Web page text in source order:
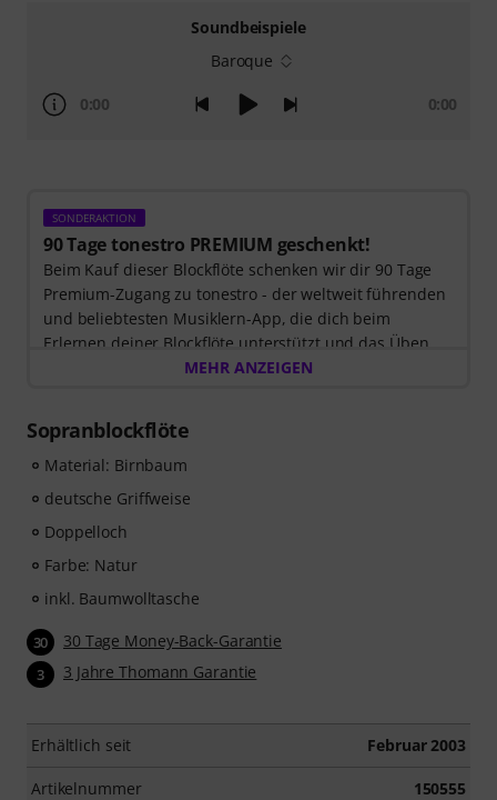
Soundbeispiele
Baroque
0:00 0:00
SONDERAKTION
90 Tage tonestro PREMIUM geschenkt!
Beim Kauf dieser Blockflöte schenken wir dir 90 Tage
Premium-Zugang zu tonestro - der weltweit führenden
und beliebtesten Musiklern-App, die dich beim
Erlernen deiner Blockflöte unterstützt und das Üben
zum Vergnügen wird. Entdecke die Welt der Musik mit
270 zielgerichteten Übungen
Das interaktive Live-Feedback von tonestro hört dir
beim Spielen zu, analysiert jeden gespielten Ton und
Rhythmus. Ergreife jetzt die Chance, deiner
Blockflötenfähigkeiten flexibel, effektiv und mit Freude
zu entwickeln – zu jeder Zeit, an jedem Ort. Keine
automatische Verlängerung!
MEHR ANZEIGEN
Sopranblockflöte
Material: Birnbaum
deutsche Griffweise
Doppelloch
Farbe: Natur
inkl. Baumwolltasche
30 30 Tage Money-Back-Garantie
3 3 Jahre Thomann Garantie
Erhältlich seit Februar 2003
Artikelnummer 150555